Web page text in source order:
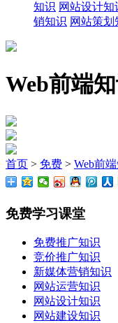
知识 网站设计知
销知识 网站策划
Web前端
首页 > 免费 > Web前
免费学习课堂
免费推广知识
竞价推广知识
新媒体营销知识
网站运营知识
网站设计知识
网站建设知识